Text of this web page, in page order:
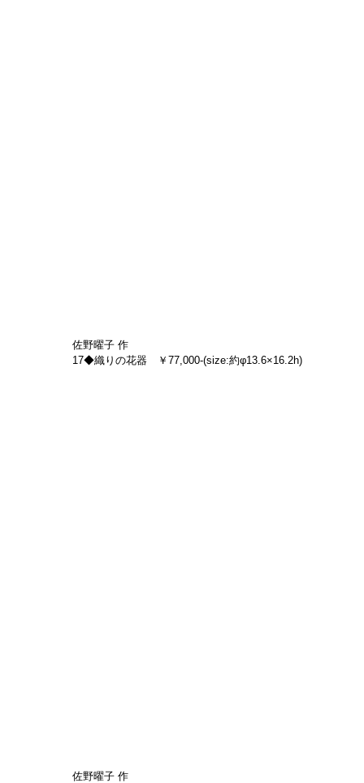
佐野曜子 作
17◆織りの花器　￥77,000-(size:約φ13.6×16.2h)
佐野曜子 作